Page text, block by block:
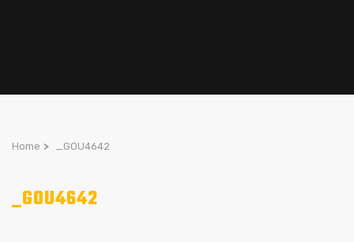
Home > _GOU4642
_GOU4642